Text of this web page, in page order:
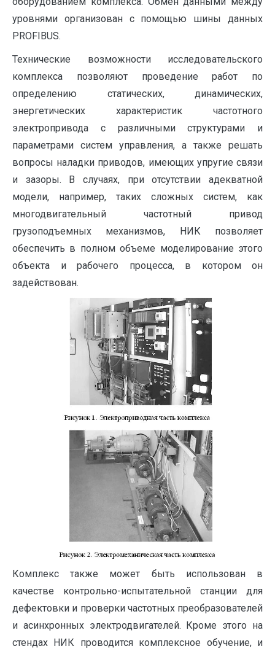
уровнями организован с помощью шины данных
PROFIBUS.
Технические возможности исследовательского
комплекса позволяют проведение работ по
определению статических, динамических,
энергетических характеристик частотного
электропривода с различными структурами и
параметрами систем управления, а также решать
вопросы наладки приводов, имеющих упругие связи
и зазоры. В случаях, при отсутствии адекватной
модели, например, таких сложных систем, как
многодвигательный частотный привод
грузоподъемных механизмов, НИК позволяет
обеспечить в полном объеме моделирование этого
объекта и рабочего процесса, в котором он
задействован.
Комплекс также может быть использован в
качестве контрольно-испытательной станции для
дефектовки и проверки частотных преобразователей
и асинхронных электродвигателей. Кроме этого на
стендах НИК проводится комплексное обучение, и